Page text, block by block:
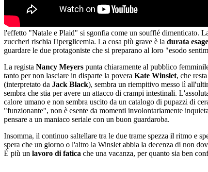
l'effetto "Natale e Plaid" si sgonfia come un soufflé dimenticato.
zuccheri rischia l'iperglicemia. La cosa più grave è la durata
guardare le due protagoniste che si preparano al loro "esodo
La regista Nancy Meyers punta chiaramente al pubblico
tanto per non lasciare in disparte la povera Kate Winslet, che
(interpretato da Jack Black), sembra un riempitivo messo lì
sembra che stia per avere un attacco di crampi intestinali.
calore umano e non sembra uscito da un catalogo di pupazzi di
"funzionante", non è esente da momenti involontariamente
pensare a un maniaco seriale con un buon guardaroba.
Insomma, il continuo saltellare tra le due trame spezza il ritmo e
spera che un giorno o l'altro la Winslet abbia la decenza di non
È più un lavoro di fatica che una vacanza, per quanto sia ben